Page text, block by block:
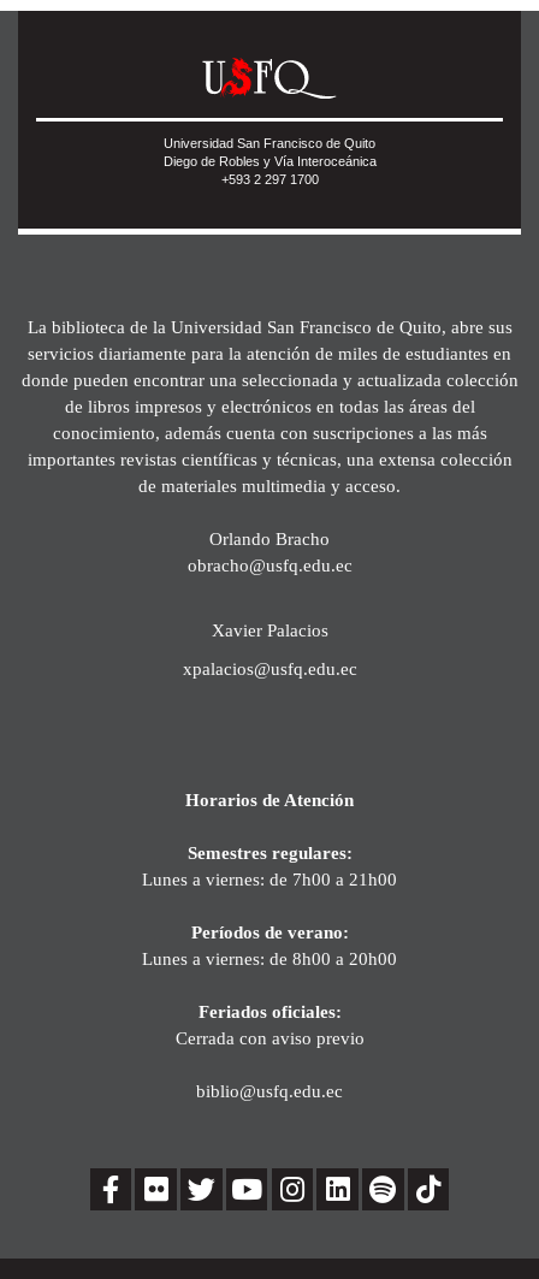
Universidad San Francisco de Quito
Diego de Robles y Vía Interoceánica
+593 2 297 1700
La biblioteca de la Universidad San Francisco de Quito, abre sus
servicios diariamente para la atención de miles de estudiantes en
donde pueden encontrar una seleccionada y actualizada colección
de libros impresos y electrónicos en todas las áreas del
conocimiento, además cuenta con suscripciones a las más
importantes revistas científicas y técnicas, una extensa colección
de materiales multimedia y acceso.
Orlando Bracho
obracho@usfq.edu.ec
Xavier Palacios
xpalacios@usfq.edu.ec
Horarios de Atención
Semestres regulares:
Lunes a viernes: de 7h00 a 21h00
Períodos de verano:
Lunes a viernes: de 8h00 a 20h00
Feriados oficiales:
Cerrada con aviso previo
biblio@usfq.edu.ec